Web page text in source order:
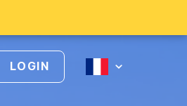
LOGIN